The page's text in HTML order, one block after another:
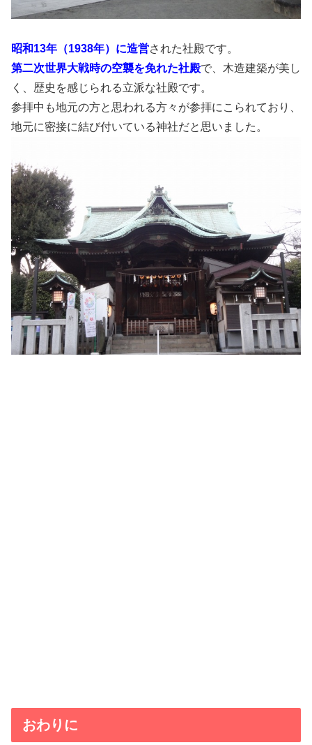
昭和13年（1938年）に造営された社殿です。
第二次世界大戦時の空襲を免れた社殿で、木造建築が美し
く、歴史を感じられる立派な社殿です。
参拝中も地元の方と思われる方々が参拝にこられており、
地元に密接に結び付いている神社だと思いました。
おわりに